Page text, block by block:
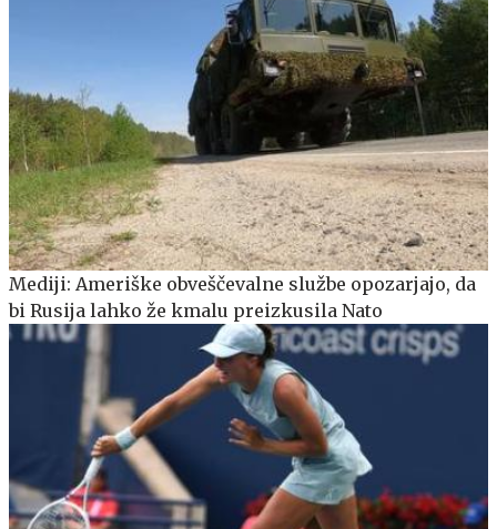
Mediji: Ameriške obveščevalne službe opozarjajo, da
bi Rusija lahko že kmalu preizkusila Nato